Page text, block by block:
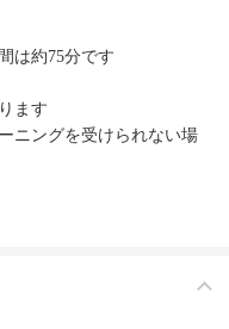
は約75分です
ます
ニングを受けられない場